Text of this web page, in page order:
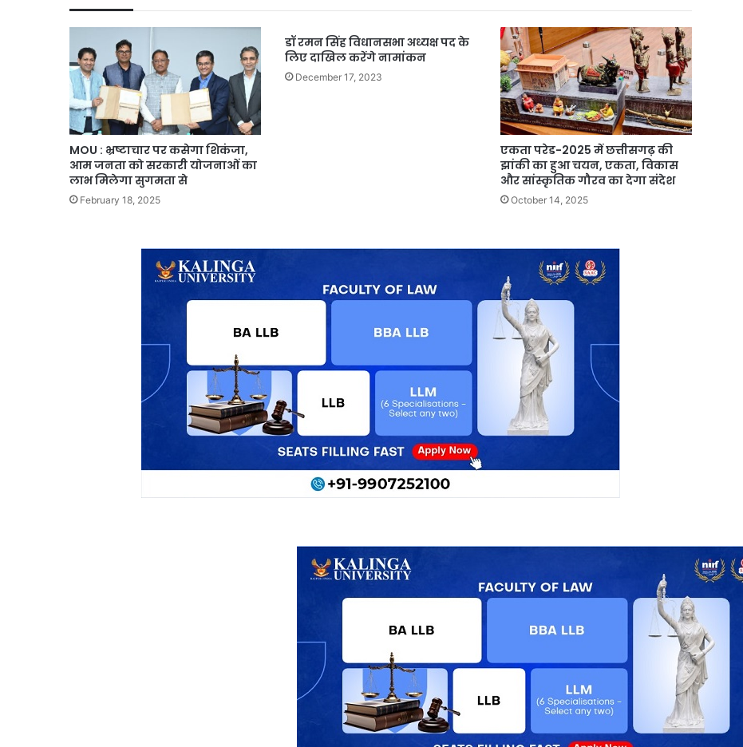
MOU : भ्रष्टाचार पर कसेगा शिकंजा,
आम जनता को सरकारी योजनाओं का
लाभ मिलेगा सुगमता से
February 18, 2025
डॉ रमन सिंह विधानसभा अध्यक्ष पद के
लिए दाखिल करेंगे नामांकन
December 17, 2023
एकता परेड-2025 में छत्तीसगढ़ की
झांकी का हुआ चयन, एकता, विकास
और सांस्कृतिक गौरव का देगा संदेश
October 14, 2025